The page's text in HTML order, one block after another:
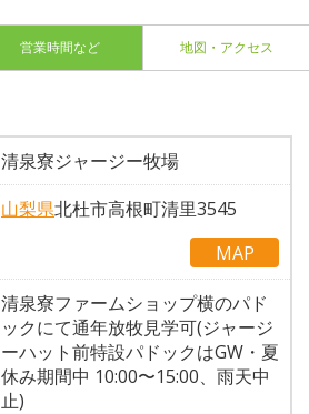
営業時間など 地図・アクセス
清泉寮ジャージー牧場
山梨県北杜市高根町清里3545
MAP
清泉寮ファームショップ横のパド
ックにて通年放牧見学可(ジャージ
ーハット前特設パドックはGW・夏
休み期間中 10:00〜15:00、雨天中
止)